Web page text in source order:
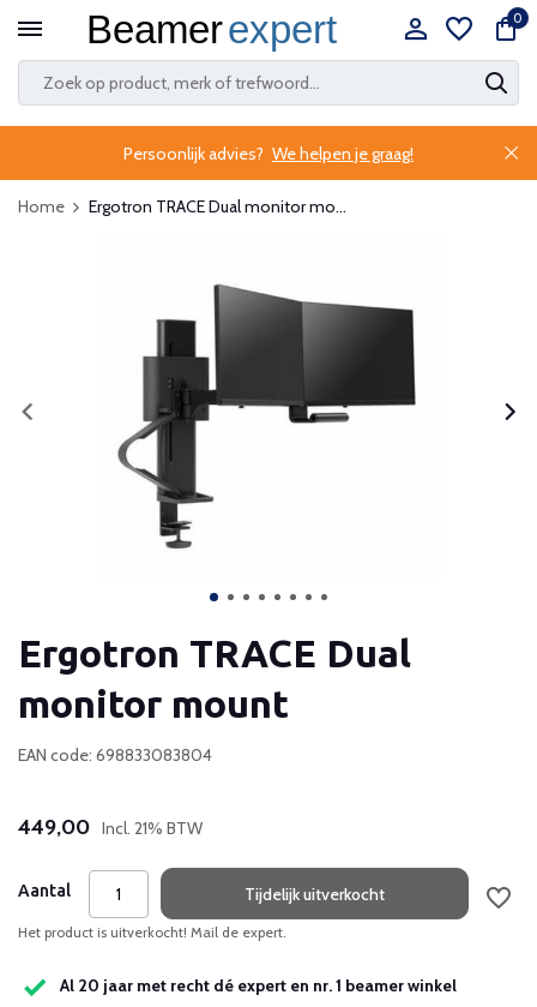
0
Persoonlijk advies? We helpen je graag!
Home Ergotron TRACE Dual monitor mo...
Ergotron TRACE Dual
monitor mount
EAN code: 698833083804
449,00 Incl. 21% BTW
Aantal Tijdelijk uitverkocht
Het product is uitverkocht! Mail de expert.
Al 20 jaar met recht dé expert en nr. 1 beamer winkel